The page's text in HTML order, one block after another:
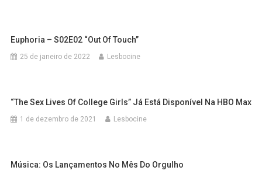
Euphoria – S02E02 “Out Of Touch”
25 de janeiro de 2022 Lesbocine
“The Sex Lives Of College Girls” Já Está Disponível Na HBO Max
1 de dezembro de 2021 Lesbocine
Música: Os Lançamentos No Mês Do Orgulho